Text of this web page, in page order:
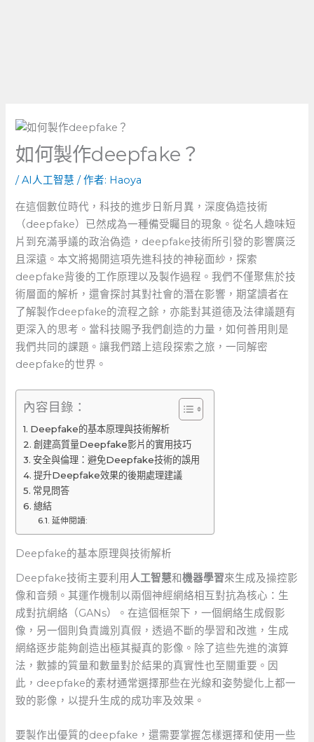
如何製作deepfake？
/AI人工智慧 / 作者: Haoya
在這個數位時代，科技的進步日新月異，深度偽造技術
（deepfake）已然成為一種備受矚目的現象。從名人趣味短
片到充滿爭議的政治偽造，deepfake技術所引發的影響廣泛
且深遠。本文將揭開這項先進科技的神秘面紗，探索
deepfake背後的工作原理以及製作過程。我們不僅聚焦於技
術層面的解析，還會探討其對社會的潛在影響，期望讀者在
了解製作deepfake的流程之餘，亦能對其道德及法律議題有
更深入的思考。當科技賜予我們創造的力量，如何善用則是
我們共同的課題。讓我們踏上這段探索之旅，一同解密
deepfake的世界。
內容目錄：
Deepfake的基本原理與技術解析
創建高質量Deepfake影片的實用技巧
安全與倫理：避免Deepfake技術的誤用
提升Deepfake效果的後期處理建議
常見問答
總結
延伸閱讀:
Deepfake的基本原理與技術解析
Deepfake技術主要利用人工智慧和機器學習來生成及操控影
像和音頻。其運作機制以兩個神經網絡相互對抗為核心：生
成對抗網絡（GANs）。在這個框架下，一個網絡生成假影
像，另一個則負責識別真假，透過不斷的學習和改進，生成
網絡逐步能夠創造出極其擬真的影像。除了這些先進的演算
法，數據的質量和數量對於結果的真實性也至關重要。因
此，deepfake的素材通常選擇那些在光線和姿勢變化上都一
致的影像，以提升生成的成功率及效果。
要製作出優質的deepfake，還需要掌握怎樣選擇和使用一些